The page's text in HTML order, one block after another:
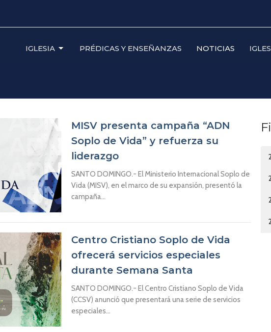
IGLESIA PRÉDICAS Y ENSEÑANZAS NOTICIAS
MISV presenta campaña “ADN
Soplo de Vida” y refuerza su
liderazgo
SANTO DOMINGO.- El Ministerio Internacional Soplo de
Vida (MISV), en el marco de su expansión, presentó la
campaña...
Centro Cristiano Soplo de Vida
ofrecerá servicios especiales
durante Semana Santa
SANTO DOMINGO.- El Centro Cristiano Soplo de Vida
(CCSV) anunció que presentará una serie de servicios
especiales...